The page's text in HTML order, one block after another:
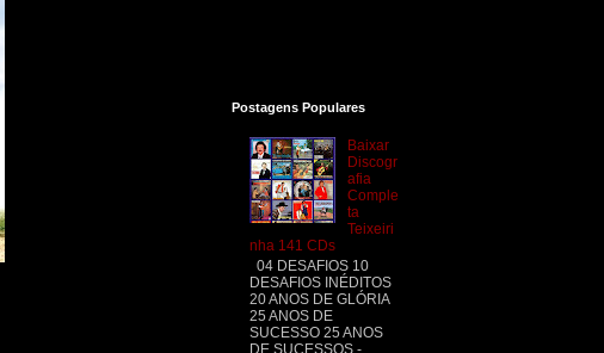
Postagens Populares
Baixar
Discogr
afia
Comple
ta
Teixeiri
nha 141 CDs
04 DESAFIOS 10
DESAFIOS INÉDITOS
20 ANOS DE GLÓRIA
25 ANOS DE
SUCESSO 25 ANOS
DE SUCESSOS -